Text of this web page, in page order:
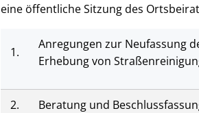
eine öffentliche Sitzung des
1.
Anregungen zur Neufassung
Erhebung von
2. Beratung und